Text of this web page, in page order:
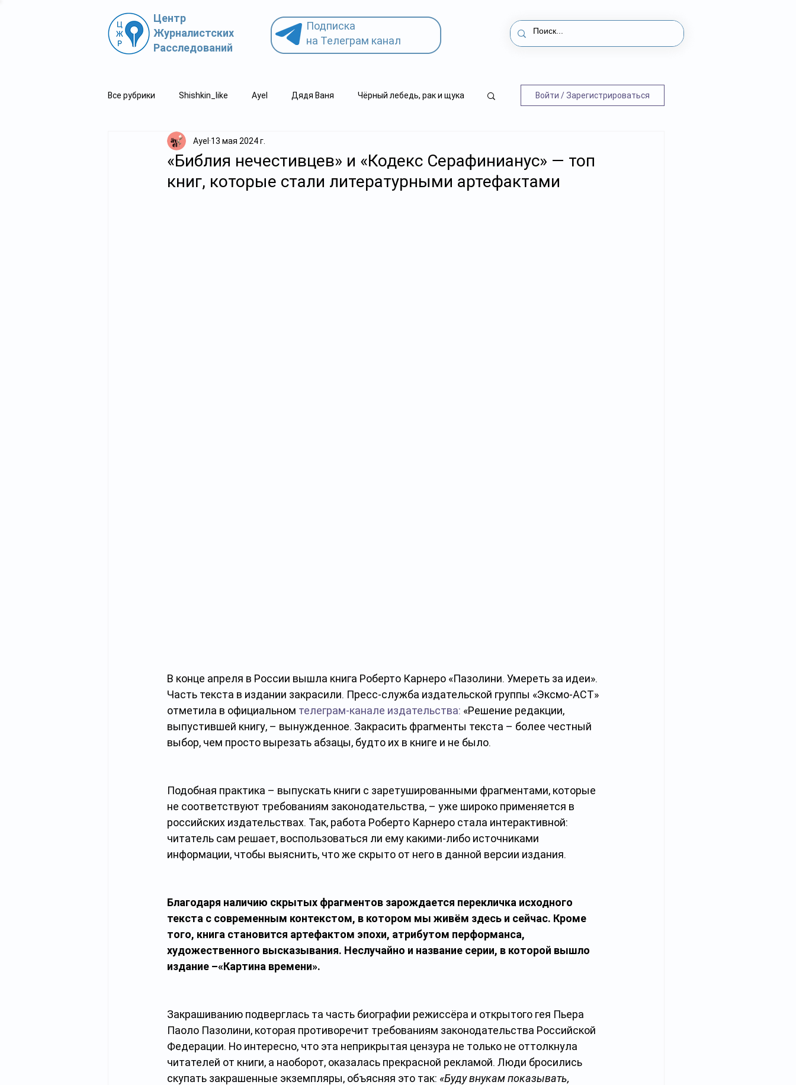
Центр
Журналистских
Расследований
Подписка
на Телеграм канал
Все рубрики Shishkin_like Ayel Дядя Ваня Чёрный лебедь, рак и щука
Политпросвет.kz Свидетель.kz
Войти / Зарегистрироваться
«Библия нечестивцев» и «Кодекс Серафинианус» — топ
книг, которые стали литературными артефактами
Ayel 13 мая 2024 г.
В конце апреля в России вышла книга Роберто Карнеро «Пазолини. Умереть за идеи».
Часть текста в издании закрасили. Пресс-служба издательской группы «Эксмо-АСТ»
отметила в официальном телеграм-канале издательства: «Решение редакции,
выпустившей книгу, – вынужденное. Закрасить фрагменты текста – более честный
выбор, чем просто вырезать абзацы, будто их в книге и не было.
Подобная практика – выпускать книги с заретушированными фрагментами, которые
не соответствуют требованиям законодательства, – уже широко применяется в
российских издательствах. Так, работа Роберто Карнеро стала интерактивной:
читатель сам решает, воспользоваться ли ему какими-либо источниками
информации, чтобы выяснить, что же скрыто от него в данной версии издания.
Благодаря наличию скрытых фрагментов зарождается перекличка исходного
текста с современным контекстом, в котором мы живём здесь и сейчас. Кроме
того, книга становится артефактом эпохи, атрибутом перформанса,
художественного высказывания. Неслучайно и название серии, в которой вышло
издание –«Картина времени».
Закрашиванию подверглась та часть биографии режиссёра и открытого гея Пьера
Паоло Пазолини, которая противоречит требованиям законодательства Российской
Федерации. Но интересно, что эта неприкрытая цензура не только не оттолкнула
читателей от книги, а наоборот, оказалась прекрасной рекламой. Люди бросились
скупать закрашенные экземпляры, объясняя это так: «Буду внукам показывать,